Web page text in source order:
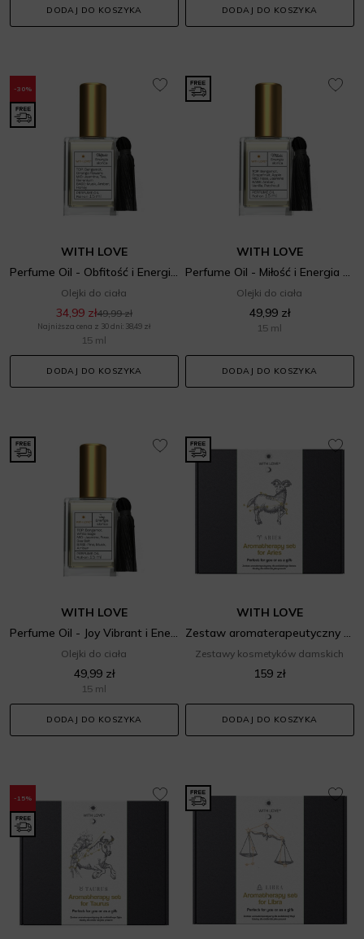
DODAJ DO KOSZYKA DODAJ DO KOSZYKA
-30%
WITH LOVE
Perfume Oil - Obfitość i Energia słońca
Olejki do ciała
34,99 zł49,99 zł
Najniższa cena z 30 dni: 38,49 zł
15 ml
DODAJ DO KOSZYKA
WITH LOVE
Perfume Oil - Miłość i Energia słońca
Olejki do ciała
49,99 zł
15 ml
DODAJ DO KOSZYKA
WITH LOVE
Perfume Oil - Joy Vibrant i Energia słońca
Olejki do ciała
49,99 zł
15 ml
DODAJ DO KOSZYKA
WITH LOVE
Zestaw aromaterapeutyczny dla zodiakalnego Barana
Zestawy kosmetyków damskich
159 zł
DODAJ DO KOSZYKA
-15%